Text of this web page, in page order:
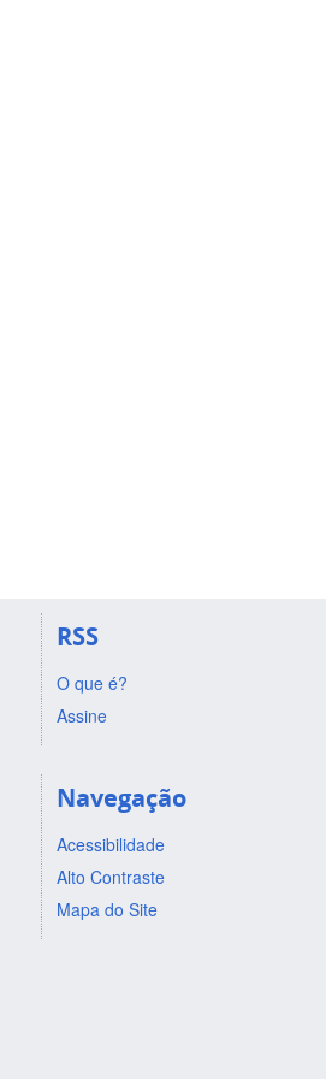
RSS
O que é?
Assine
Navegação
Acessibilidade
Alto Contraste
Mapa do Site